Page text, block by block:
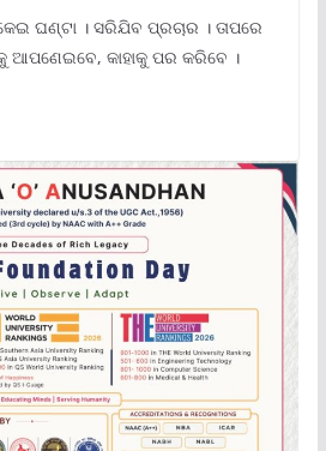
ଘଣ୍ଟା । ସରିଯିବ ପ୍ରଚାର । ତାପରେ
ଆପଣେଇବେ, କାହାକୁ ପର କରିବେ ।